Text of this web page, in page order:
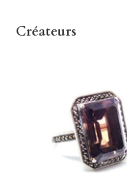
Créateurs